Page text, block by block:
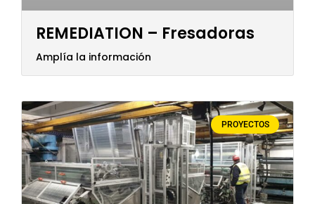
REMEDIATION – Fresadoras
Amplía la información
PROYECTOS